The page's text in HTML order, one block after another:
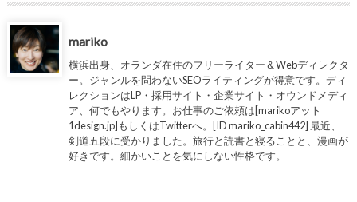
mariko
横浜出身、オランダ在住のフリーライター＆Webディレクタ
ー。ジャンルを問わないSEOライティングが得意です。ディ
レクションはLP・採用サイト・企業サイト・オウンドメディ
ア、何でもやります。お仕事のご依頼は[marikoアット
1design.jp]もしくはTwitterへ。[ID mariko_cabin442] 最近、
剣道五段に受かりました。旅行と読書と寝ることと、漫画が
好きです。細かいことを気にしない性格です。